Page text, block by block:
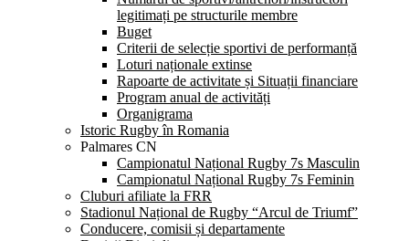
legitimați pe structurile membre
Buget
Criterii de selecție sportivi de performanță
Loturi naționale extinse
Rapoarte de activitate și Situații financiare
Program anual de activități
Organigrama
Istoric Rugby în Romania
Palmares CN
Campionatul Național Rugby 7s Masculin
Campionatul Național Rugby 7s Feminin
Cluburi afiliate la FRR
Stadionul Național de Rugby “Arcul de Triumf”
Conducere, comisii și departamente